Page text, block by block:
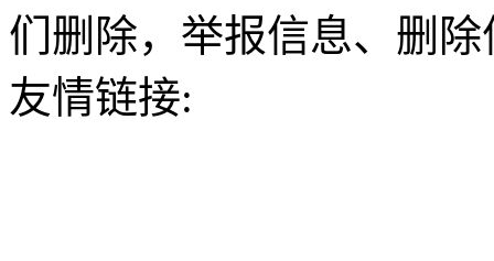
们删除，举报信息、删
友情链接: